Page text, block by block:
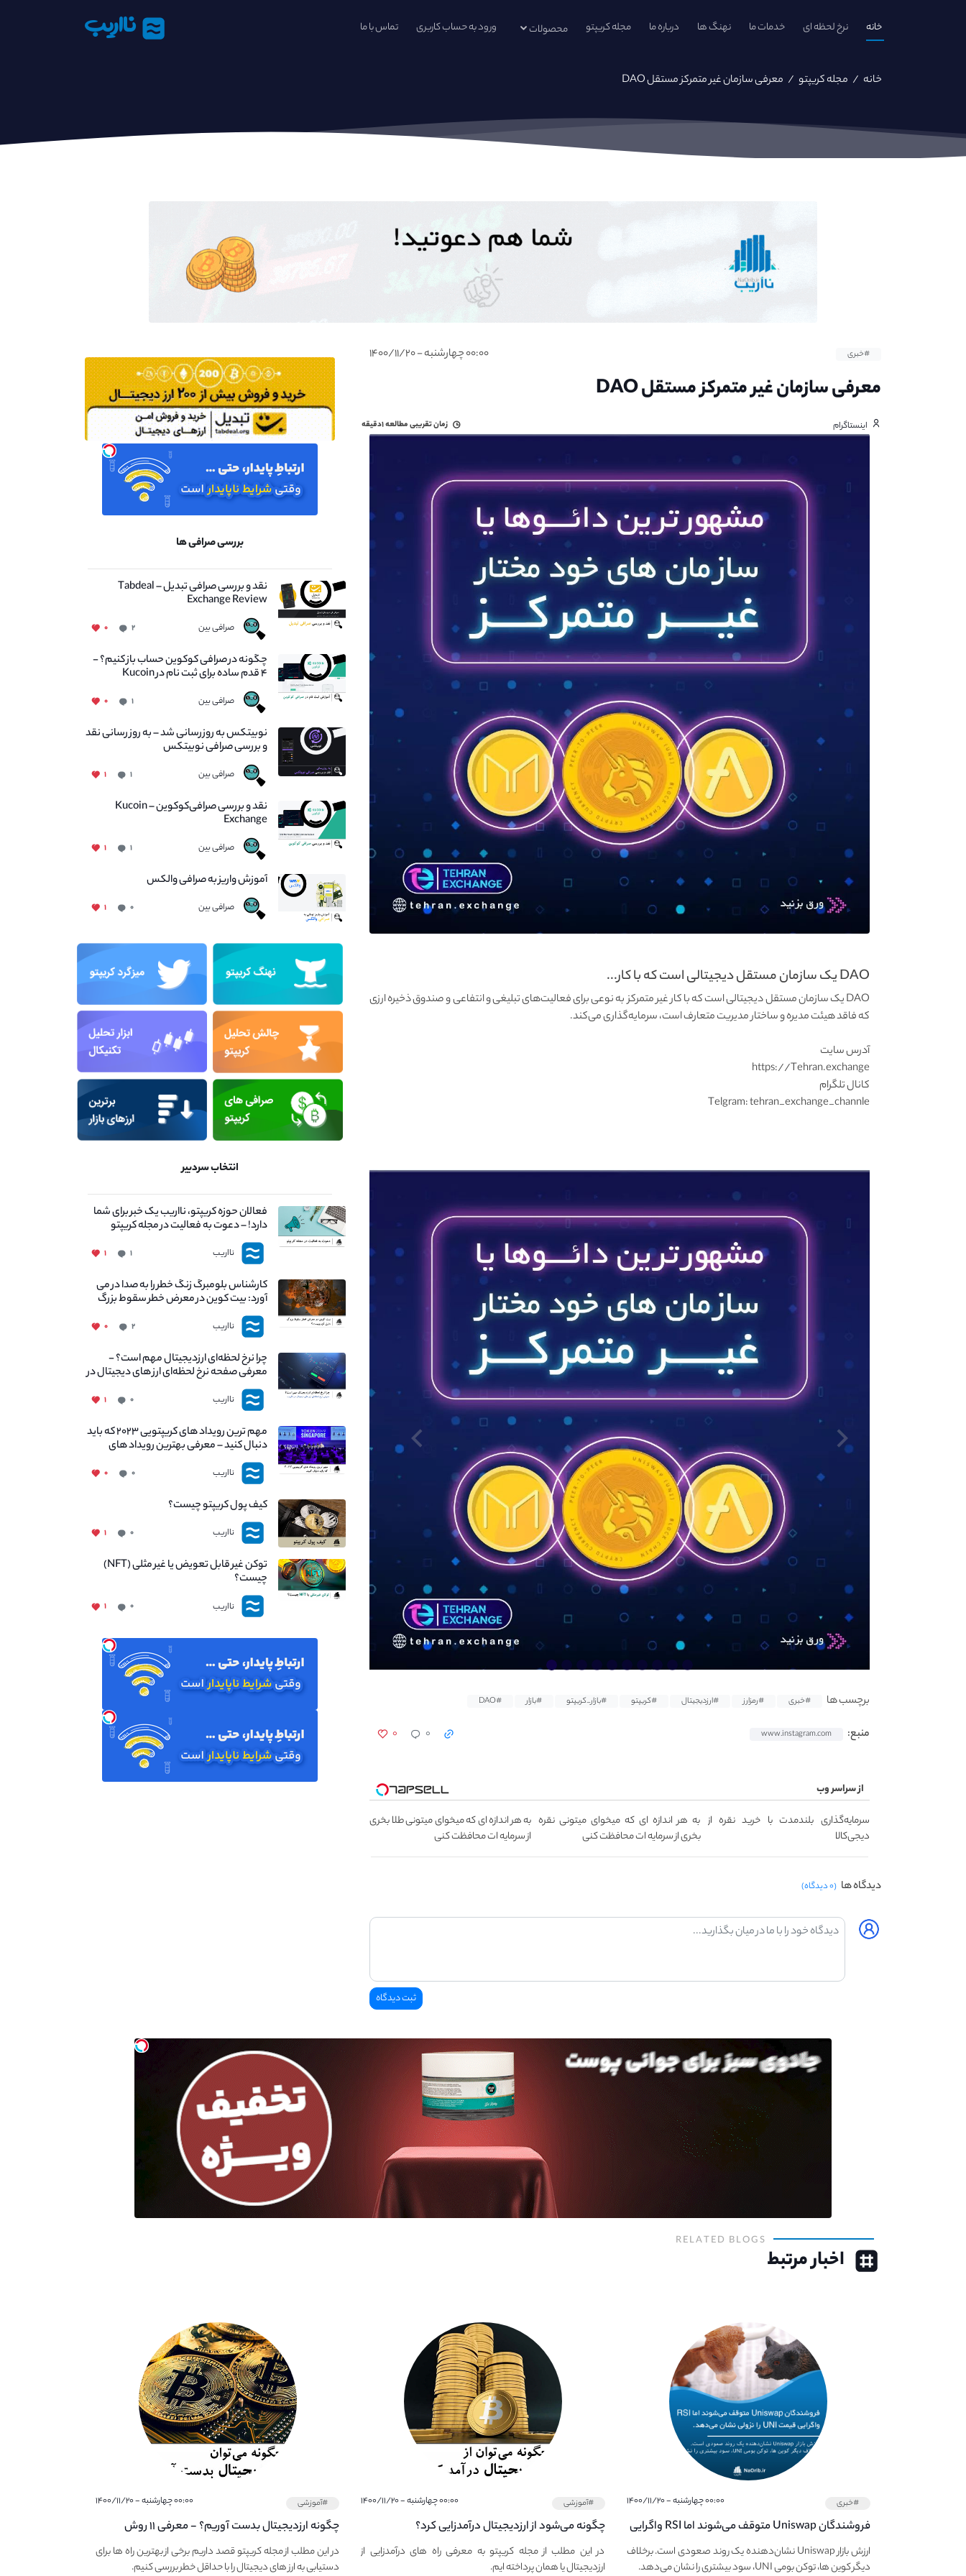
خانه نرخ لحظه ای خدمات ما نهنگ ها درباره ما مجله کریپتو محصولات ورود به حساب کاربری تماس با ما نااریب
خانه / مجله کریپتو / معرفی سازمان غیر متمرکز مستقل DAO
#خبری ۰۰:۰۰ چهارشنبه - ۱۴۰۰/۱۱/۲۰
معرفی سازمان غیر متمرکز مستقل DAO
اینستاگرام زمان تقریبی مطالعه۱دقیقه
DAO یک سازمان مستقل دیجیتالی است که با کار...
DAO یک سازمان مستقل دیجیتالی است که با کار غیر متمرکز به نوعی برای فعالیت‌های تبلیغی و انتفاعی و صندوق ذخیره ارزی
که فاقد هیئت مدیره و ساختار مدیریت متعارف است، سرمایه‌گذاری می‌کند.
آدرس سایت
https://Tehran.exchange
کانال تلگرام
Telgram: tehran_exchange_channle
برچسب ها #خبری #رمزارز #ارزدیجیتال #کریپتو #بازار_کریپتو #بازار #DAO
منبع: www.instagram.com ۰ ۰
از سراسر وب
سرمایه‌گذاری بلندمدت با خرید نقره از
دیجی‌کالا
به هر اندازه ای که میخوای میتونی نقره
بخری از سرمایه ات محافظت کنی
به هر اندازه ای که میخوای میتونی طلا بخری
از سرمایه ات محافظت کنی
دیدگاه ها (۰ دیدگاه)
بررسی صرافی ها
نقد و بررسی صرافی تبدیل – Tabdeal
Exchange Review
صرافی بین ۲ ۰
چگونه در صرافی کوکوین حساب باز کنیم؟ -
۴ قدم ساده برای ثبت نام در Kucoin
صرافی بین ۱ ۰
نوبیتکس به روزرسانی شد – به روز رسانی نقد
و بررسی صرافی نوبیتکس
صرافی بین ۱ ۱
نقد و بررسی صرافی‌کوکوین – Kucoin
Exchange
صرافی بین ۱ ۱
آموزش واریز به صرافی والکس
صرافی بین ۰ ۱
انتخاب سردبیر
فعالان حوزه کریپتو، نااریب یک خبر برای شما
دارد! – دعوت به فعالیت در مجله کریپتو
نااریب ۱ ۱
کارشناس بلومبرگ زنگ خطر را به صدا در می
آورد: بیت کوین در معرض خطر سقوط بزرگ
است - دلیل آن چیست؟
نااریب ۲ ۰
چرا نرخ لحظه‌ای ارزدیجیتال مهم است؟ -
معرفی صفحه نرخ لحظه‌ای ارز های دیجیتال در
نااریب
نااریب ۰ ۱
مهم ترین رویداد های کریپتویی ۲۰۲۳ که باید
دنبال کنید – معرفی بهترین رویداد های
جهانی
نااریب ۰ ۰
کیف پول کریپتو چیست؟
نااریب ۰ ۱
توکن غیر قابل تعویض یا غیر مثلی (NFT)
چیست؟
نااریب ۰ ۱
RELATED BLOGS
اخبار مرتبط
#خبری ۰۰:۰۰ چهارشنبه - ۱۴۰۰/۱۱/۲۰
فروشندگان Uniswap متوقف می‌شوند اما RSI واگرایی
قیمت UNI نزولی را توسعه می‌دهد.
ارزش بازار Uniswap نشان‌دهنده یک روند صعودی است. برخلاف
دیگر کوین ها، توکن بومی UNI، سود بیشتری را نشان می‌دهد.
#آموزشی ۰۰:۰۰ چهارشنبه - ۱۴۰۰/۱۱/۲۰
چگونه می‌شود از ارزدیجیتال درآمدزایی کرد؟
در این مطلب از مجله کریپتو به معرفی راه های درآمدزایی از
ارزدیجیتال یا همان پرداخته ایم.
#آموزشی ۰۰:۰۰ چهارشنبه - ۱۴۰۰/۱۱/۲۰
چگونه ارزدیجیتال بدست آوریم؟ - معرفی ۱۱ روش
درآمدزایی کم ریسک از کریپتو
در این مطلب از مجله کریپتو قصد داریم برخی از بهترین راه ها برای
دستیابی به ارز های دیجیتال را با حداقل خطر بررسی کنیم.